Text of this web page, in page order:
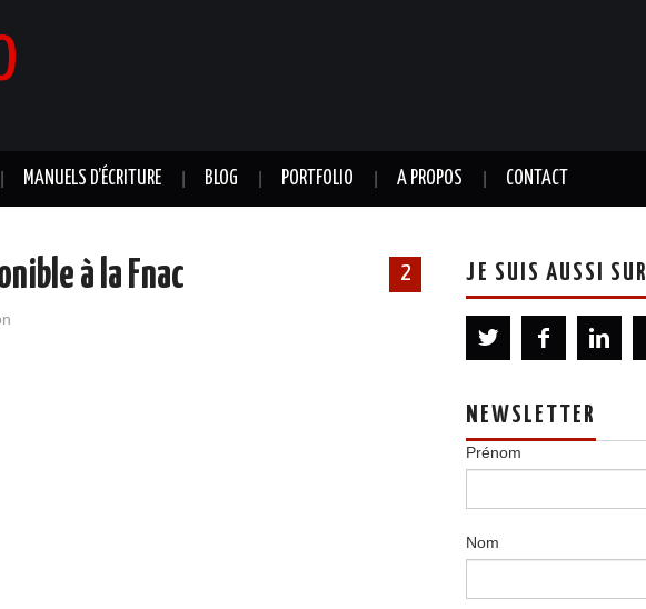
MANUELS D’ÉCRITURE BLOG PORTFOLIO A PROPOS CONTACT
2
à la Fnac JE SUIS AUSSI SUR
NEWSLETTER
Prénom
Nom